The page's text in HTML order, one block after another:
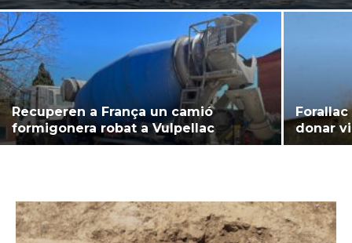
Recuperen a França un camió
formigonera robat a Vulpellac
donar